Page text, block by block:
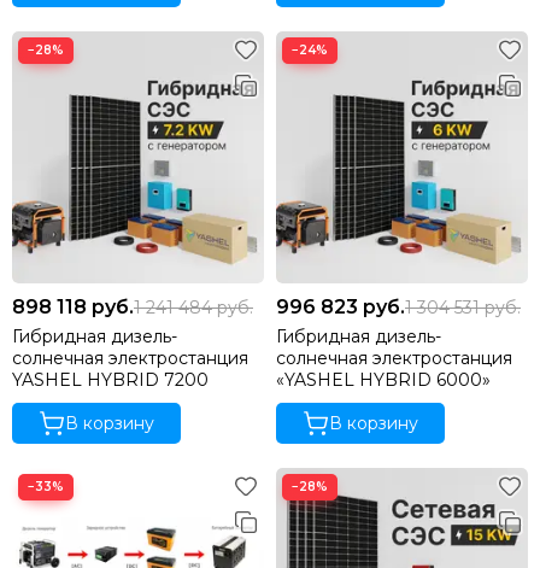
−28%
898 118 руб.1 241 484руб.
Гибридная дизель-
солнечная электростанция
YASHEL HYBRID 7200
В корзину
−24%
996 823 руб.1 304 531руб.
Гибридная дизель-
солнечная электростанция
«YASHEL HYBRID 6000»
В корзину
−33% −28%